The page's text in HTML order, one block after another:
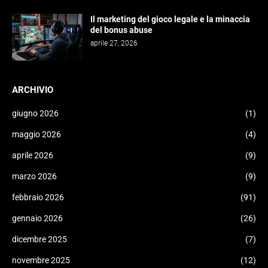
Il marketing del gioco legale e la minaccia
del bonus abuse
aprile 27, 2026
ARCHIVIO
giugno 2026 (1)
maggio 2026 (4)
aprile 2026 (9)
marzo 2026 (9)
febbraio 2026 (91)
gennaio 2026 (26)
dicembre 2025 (7)
novembre 2025 (12)